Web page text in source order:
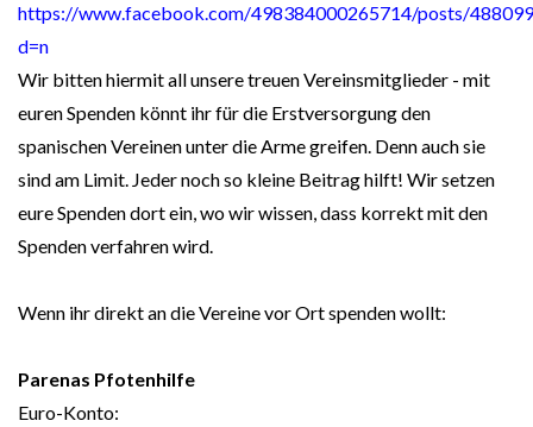
https://www.facebook.com/498384000265714/posts/
d=n
Wir bitten hiermit all unsere treuen Vereinsmitglieder - mit
euren Spenden könnt ihr für die Erstversorgung den
spanischen Vereinen unter die Arme greifen. Denn auch sie
sind am Limit. Jeder noch so kleine Beitrag hilft! Wir setzen
eure Spenden dort ein, wo wir wissen, dass korrekt mit den
Spenden verfahren wird.
Wenn ihr direkt an die Vereine vor Ort spenden wollt:
Parenas Pfotenhilfe
Euro-Konto: